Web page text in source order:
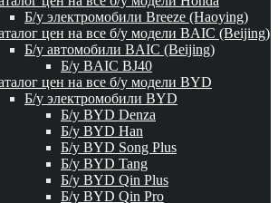
Б/у электромобили Breeze (Haoying)
цен на все б/у модели BAIC (Beijing)
Б/у автомобили BAIC (Beijing)
Б/у BAIC BJ40
цен на все б/у модели BYD
Б/у электромобили BYD
Б/у BYD Denza
Б/у BYD Han
Б/у BYD Song Plus
Б/у BYD Tang
Б/у BYD Qin Plus
Б/у BYD Qin Pro